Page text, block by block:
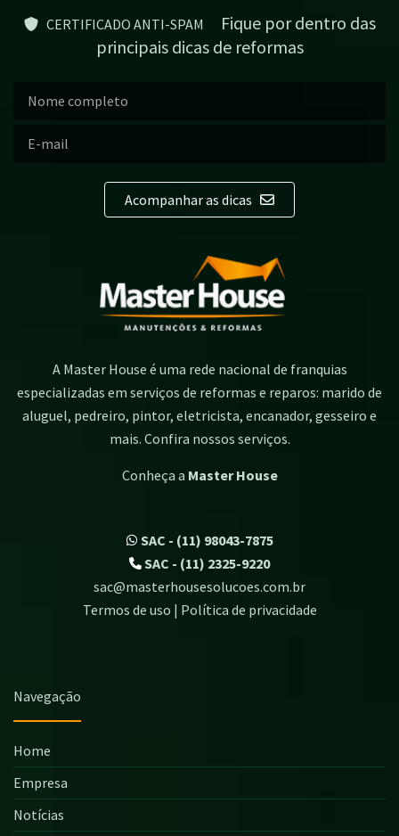
CERTIFICADO ANTI-SPAM
Fique por dentro das
principais dicas de reformas
Acompanhar as dicas
A Master House é uma rede nacional de franquias
especializadas em serviços de reformas e reparos: marido de
aluguel, pedreiro, pintor, eletricista, encanador, gesseiro e
mais. Confira nossos serviços.
Conheça a Master House
SAC - (11) 98043-7875
SAC - (11) 2325-9220
sac@masterhousesolucoes.com.br
Termos de uso | Política de privacidade
Navegação
Home
Empresa
Notícias